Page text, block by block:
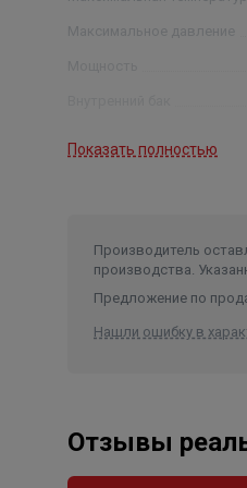
Максимальное давление
Тип управления
Предохранительный
Показать полностью
Производитель
производства.
Предложение по
Нашли ошибку в
Отзывы